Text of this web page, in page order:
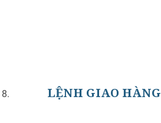
LỆNH GIAO HÀNG